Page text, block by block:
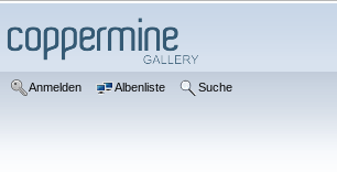
Anmelden Albenliste Suche